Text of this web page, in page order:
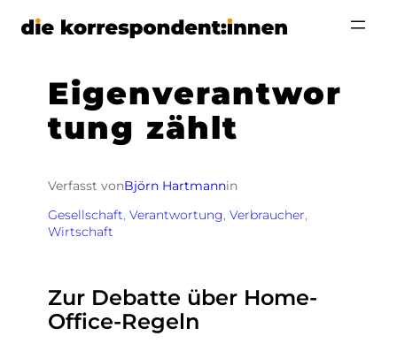
Zum
Eigenverantwor
tung zählt
Verfasst vonBjörn Hartmannin
Gesellschaft, Verantwortung, Verbraucher
Wirtschaft
Zur Debatte über Home-
Office-Regeln